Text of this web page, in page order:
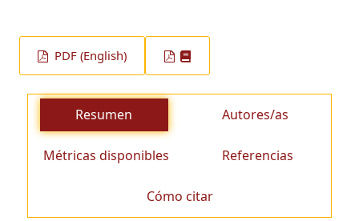
PDF (English)
Resumen Autores/as
Métricas disponibles Referencias
Cómo citar